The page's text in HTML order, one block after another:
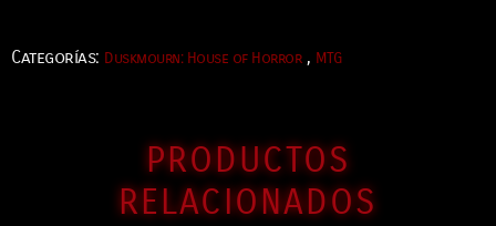
Categorías: Duskmourn: House of Horror , MTG
PRODUCTOS
RELACIONADOS